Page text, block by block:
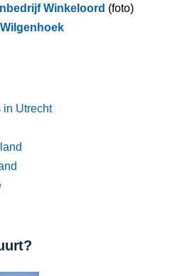
Winkeloord (foto)
in Utrecht